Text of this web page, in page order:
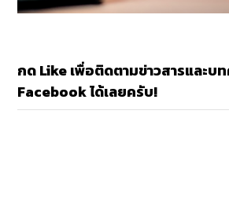
กด Like เพื่อติดตามข่าวสารและบ
Facebook ได้เลยครับ!